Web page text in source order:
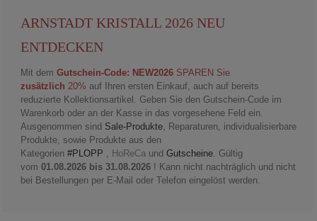
ARNSTADT KRISTALL 2026 NEU
ENTDECKEN
Mit dem Gutschein-Code: NEW2026 SPAREN Sie
zusätzlich 20% auf Ihren ersten Einkauf, auch auf bereits
reduzierte Kollektionsartikel. Geben Sie den Gutschein-Code im
Warenkorb oder an der Kasse in das vorgesehene Feld ein.
Ausgenommen sind Sale-Produkte , Reparaturen, individualisierbare
Produkte, sowie Produkte aus den
Kategorien #PLOPP HoReCa und Gutscheine . Gültig
vom 01.08.2026 bis 31.08.2026 ! Kann nicht nachträglich und nicht
bei Bestellungen per E-Mail oder Telefon eingelöst werden.